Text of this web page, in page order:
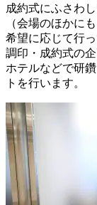
成約式にふさわ
（会場のほかに
希望に応じて行っ
調印・成約式の
ホテルなどで研
トを行います。